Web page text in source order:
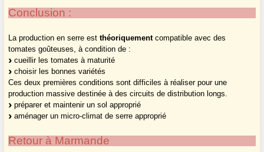
Conclusion :
La production en serre estthéoriquementcompatible avec des
tomates goûteuses, à condition de :
cueillir les tomates à maturité
choisir les bonnes variétés
Ces deux premières conditions sont difficiles à réaliser pour une
production massive destinée à des circuits de distribution longs.
préparer et maintenir un sol approprié
aménager un micro-climat de serre approprié
Retour à Marmande